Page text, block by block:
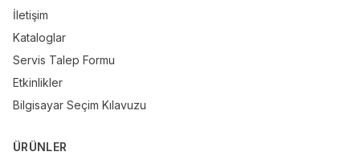
İletişim
Kataloglar
Servis Talep Formu
Etkinlikler
Bilgisayar Seçim Kılavuzu
ÜRÜNLER